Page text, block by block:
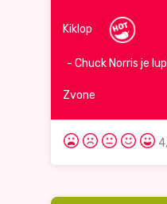
Kiklop
- Chuck Norris je
Zvone